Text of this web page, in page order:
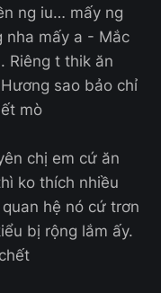
ng iu… mấy ng
nha mấy a - Mắc
Riêng t thik ăn
sao bảo chỉ
mò
chị em cứ ăn
ko thích nhiều
hệ nó cứ trơn
bị rộng lắm ấy.